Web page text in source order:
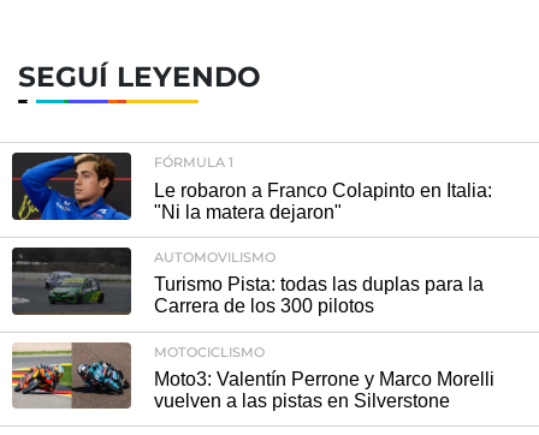
SEGUÍ LEYENDO
FÓRMULA 1
Le robaron a Franco Colapinto en Italia:
"Ni la matera dejaron"
AUTOMOVILISMO
Turismo Pista: todas las duplas para la
Carrera de los 300 pilotos
MOTOCICLISMO
Moto3: Valentín Perrone y Marco Morelli
vuelven a las pistas en Silverstone